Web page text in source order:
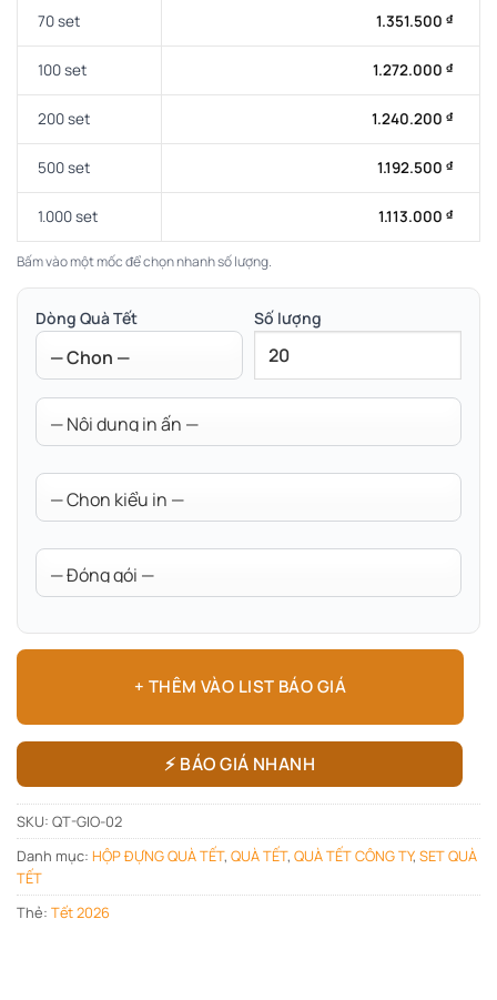
70 set 1.351.500 ₫
100 set 1.272.000 ₫
200 set 1.240.200 ₫
500 set 1.192.500 ₫
1.000 set 1.113.000 ₫
Bấm vào một mốc để chọn nhanh số lượng.
Dòng Quà Tết Số lượng
+ THÊM VÀO LIST BÁO GIÁ
⚡ BÁO GIÁ NHANH
SKU: QT-GIO-02
Danh mục: HỘP ĐỰNG QUÀ TẾT, QUÀ TẾT, QUÀ TẾT CÔNG TY, SET QUÀ
TẾT
Thẻ: Tết 2026